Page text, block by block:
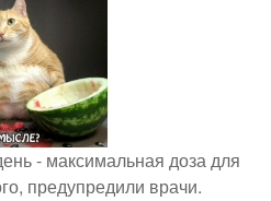
- максимальная доза для
предупредили врачи.